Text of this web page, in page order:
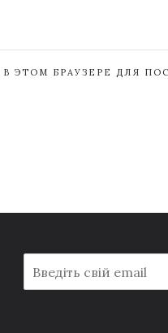
ЭТОМ БРАУЗЕРЕ ДЛЯ
m
a